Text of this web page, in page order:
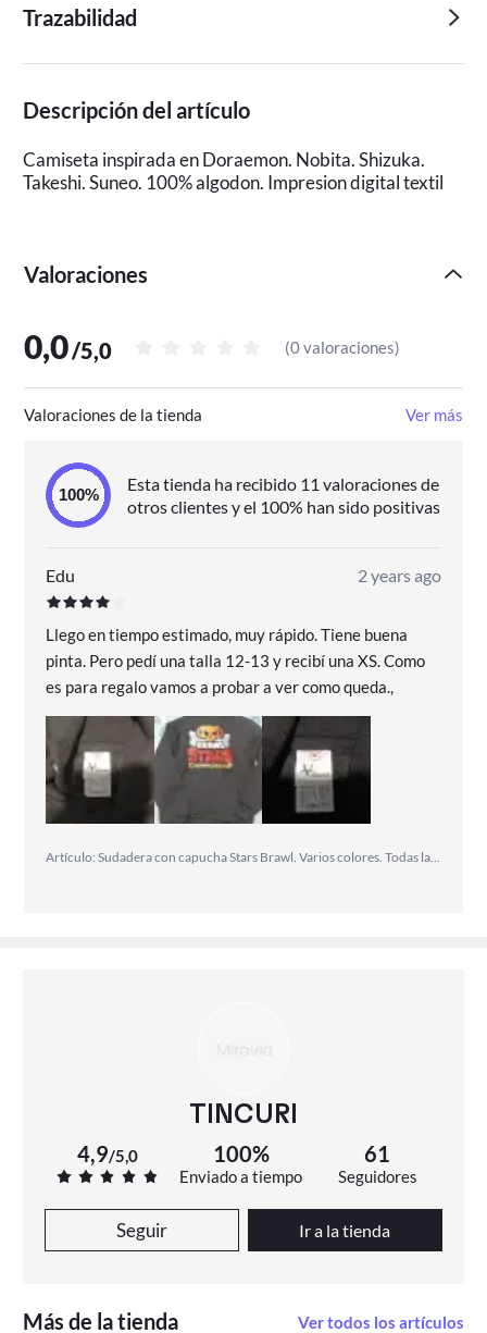
Trazabilidad
Descripción del artículo
Camiseta inspirada en Doraemon. Nobita. Shizuka.
Takeshi. Suneo. 100% algodon. Impresion digital textil
Valoraciones
0,0/5,0 (0 valoraciones)
Valoraciones de la tienda Ver más
Esta tienda ha recibido 11 valoraciones de
otros clientes y el 100% han sido positivas
Edu 2 years ago
Llego en tiempo estimado, muy rápido. Tiene buena
pinta. Pero pedí una talla 12-13 y recibí una XS. Como
es para regalo vamos a probar a ver como queda.,
Artículo: Sudadera con capucha Stars Brawl. Varios colores. Todas las tallas.
TINCURI
4,9/5,0 100%
Enviado a tiempo
61
Seguidores
Seguir Ir a la tienda
Más de la tienda Ver todos los artículos